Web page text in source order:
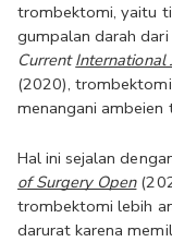
trombektomi, yaitu
gumpalan darah
Current International
(2020),
menangani ambeien
Hal ini sejalan
of Surgery Open
trombektomi lebih
darurat karena